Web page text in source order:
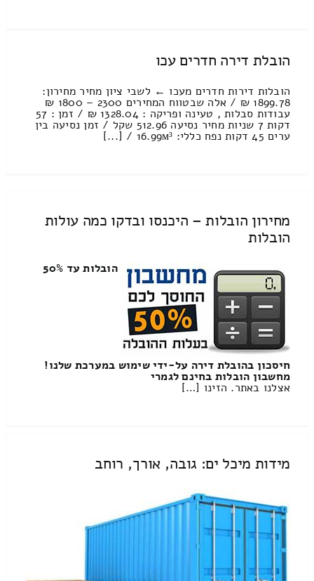
הובלת דירה חדרים עכו
הובלות דירות חדרים מעכו ← לשבי ציון מחיר מחירון:
1899.78 ₪ / אלה שבטווח המחירים 2300 – 1800 ₪
עבודות סבלות , טעינה ופריקה : 1328.04 ₪ / זמן : 57
דקות 7 שניות מחיר נסיעה 512.96 שקל / זמן נסיעה בין
ערים 45 דקות נפח כללי: 16.99м³ / [...]
מחירון הובלות – היכנסו ובדקו כמה עולות
הובלות
הובלות עד 50%
חיסכון בהובלת דירה על-ידי שימוש במערכת שלנו!
מחשבון הובלות בחינם לגמרי
אצלנו באתר. הזינו […]
מידות מיכל ים: גובה, אורך, רוחב